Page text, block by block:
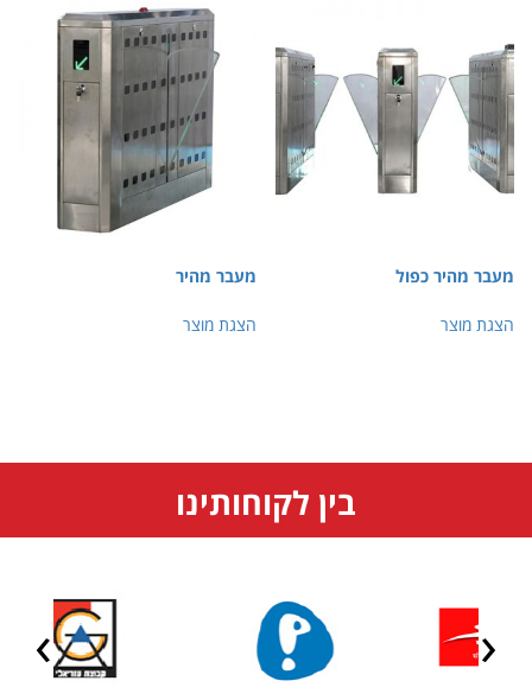
מעבר מהיר כפול
הצגת מוצר
מעבר מהיר
הצגת מוצר
בין לקוחותינו